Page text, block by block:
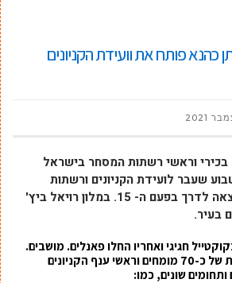
כהנא פותח את וועידת הקניונים
בכירי וראשי רשתות המסחר בישראל
שעבר לועידת הקניונים ורשתות
המסחר 2021IMC. שיצאה לדרך בפעם ה- 15. במלון רויאל ביץ'
בעיר.
חגיגי ואחריו החלו פאנלים. מושבים.
דיונים מקצועיים והרצאות של כ-70 מומחים וראשי ענף הקניונים
שונים, כמו: